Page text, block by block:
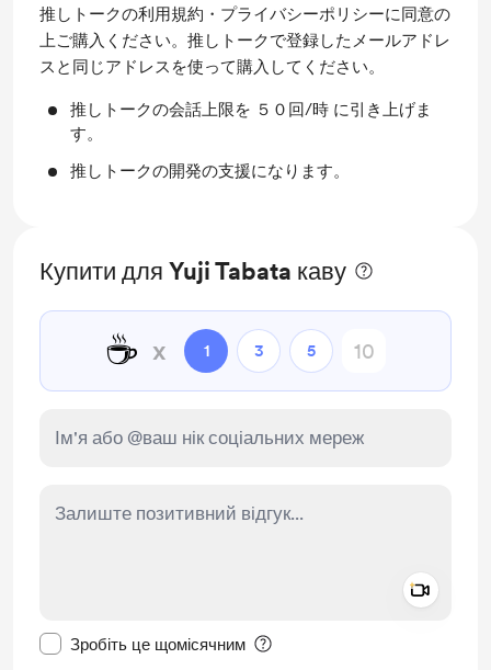
推しトークの利用規約・プライバシーポリシーに同意の
上ご購入ください。推しトークで登録したメールアドレ
スと同じアドレスを使って購入してください。
推しトークの会話上限を ５０回/時 に引き上げま
す。
推しトークの開発の支援になります。
Купити для Yuji Tabata каву
☕ x 1 3 5
Зробіть це щомісячним